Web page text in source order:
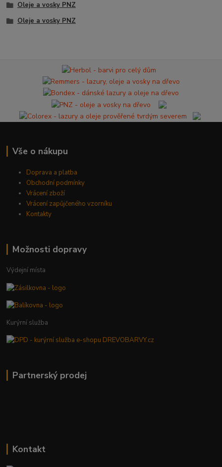
Oleje a vosky PNZ
Oleje a vosky PNZ
Vše o nákupu
Doprava a platba
Obchodní podmínky
Vrácení zboží
Vrácení zapůjčeného vzorníku
Kontakty
Možnosti dopravy
Výdejní místa
Kurýrní služba
Partnerský prodej
Kontakt